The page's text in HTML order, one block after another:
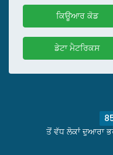
ਕਿਊਆਰ ਕੋਡ
ਡੇਟਾ ਮੈਟਰਿਕਸ
ਤੋਂ ਵੱਧ ਲੋਕਾਂ ਦੁਆਰਾ